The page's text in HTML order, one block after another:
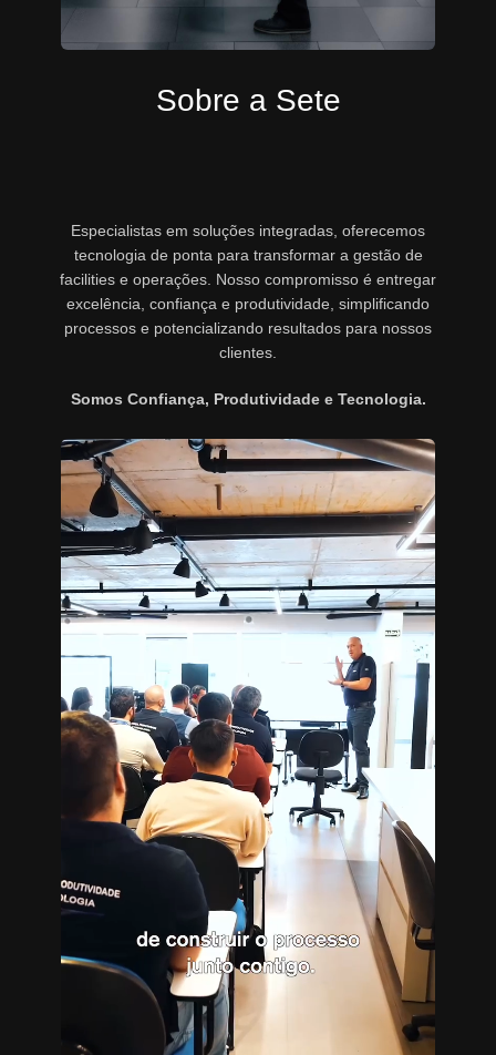
Sobre a Sete
Especialistas em soluções integradas, oferecemos
tecnologia de ponta para transformar a gestão de
facilities e operações. Nosso compromisso é entregar
excelência, confiança e produtividade, simplificando
processos e potencializando resultados para nossos
clientes.
Somos Confiança, Produtividade e Tecnologia.